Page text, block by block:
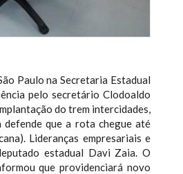
Paulo na Secretaria Estadual
pelo secretário Clodoaldo
do trem intercidades,
defende que a rota chegue até
Lideranças empresariais e
estadual Davi Zaia. O
que providenciará novo